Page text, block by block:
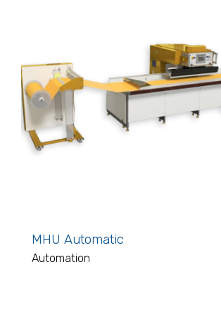
MHU Automatic
Automation